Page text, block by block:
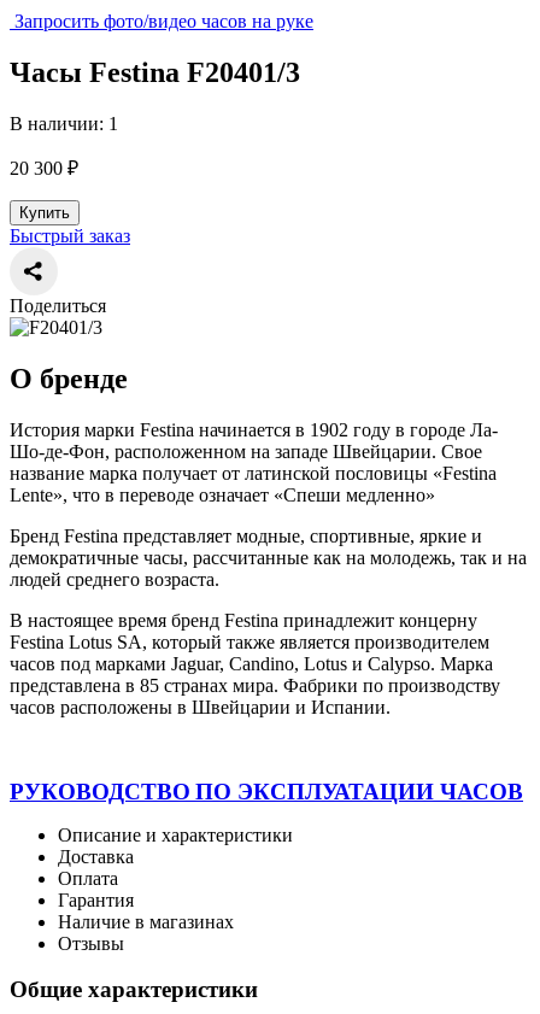
Запросить фото/видео часов на руке
Часы Festina F20401/3
В наличии: 1
20 300 ₽
Купить
Быстрый заказ
Поделиться
О бренде
История марки Festina начинается в 1902 году в городе Ла-
Шо-де-Фон, расположенном на западе Швейцарии. Свое
название марка получает от латинской пословицы «Festina
Lente», что в переводе означает «Спеши медленно»
Бренд Festina представляет модные, спортивные, яркие и
демократичные часы, рассчитанные как на молодежь, так и на
людей среднего возраста.
В настоящее время бренд Festina принадлежит концерну
Festina Lotus SA, который также является производителем
часов под марками Jaguar, Candino, Lotus и Calypso. Марка
представлена в 85 странах мира. Фабрики по производству
часов расположены в Швейцарии и Испании.
РУКОВОДСТВО ПО ЭКСПЛУАТАЦИИ ЧАСОВ
Описание и характеристики
Доставка
Оплата
Гарантия
Наличие в магазинах
Отзывы
Общие характеристики